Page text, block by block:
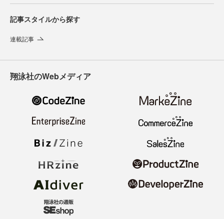
記事スタイルから探す
連載記事
翔泳社のWebメディア